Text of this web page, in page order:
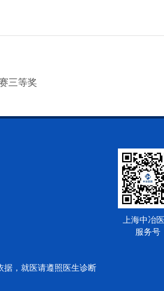
三等奖
上海中冶
服务号
据，就医请遵照医生诊断